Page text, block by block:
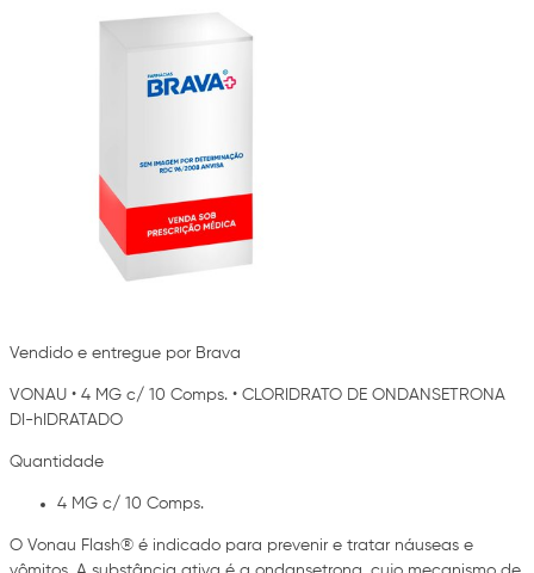
Vendido e entregue por Brava
VONAU • 4 MG c/ 10 Comps. • CLORIDRATO DE ONDANSETRONA
DI-hIDRATADO
Quantidade
4 MG c/ 10 Comps.
O Vonau Flash® é indicado para prevenir e tratar náuseas e